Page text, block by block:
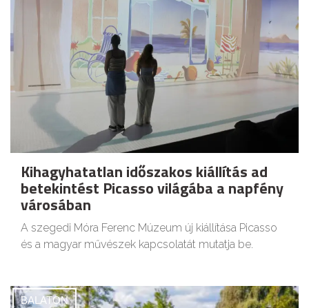
Kihagyhatatlan időszakos kiállítás ad
betekintést Picasso világába a napfény
városában
A szegedi Móra Ferenc Múzeum új kiállítása Picasso
és a magyar művészek kapcsolatát mutatja be.
BALATON